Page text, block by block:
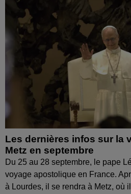
Les dernières infos sur la
Metz en septembre
Du 25 au 28 septembre, le pape
voyage apostolique en France.
à Lourdes, il se rendra à Metz, où